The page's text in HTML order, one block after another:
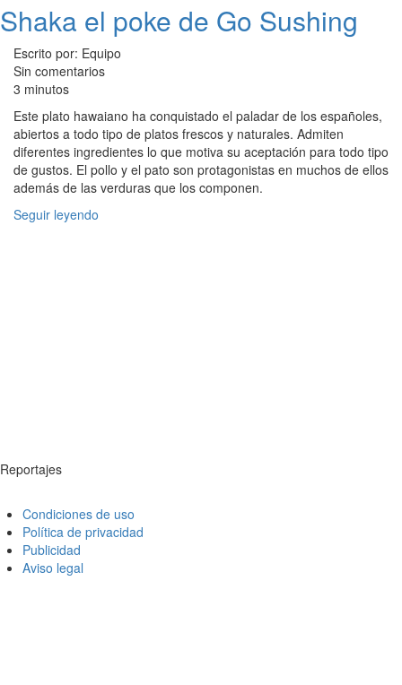
Shaka el poke de Go Sushing
Escrito por: Equipo
Sin comentarios
3 minutos
Este plato hawaiano ha conquistado el paladar de los españoles,
abiertos a todo tipo de platos frescos y naturales. Admiten
diferentes ingredientes lo que motiva su aceptación para todo tipo
de gustos. El pollo y el pato son protagonistas en muchos de ellos
además de las verduras que los componen.
Seguir leyendo
Reportajes
Condiciones de uso
Política de privacidad
Publicidad
Aviso legal